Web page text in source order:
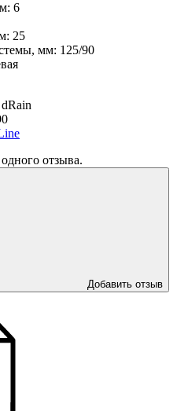
6
25
мм: 125/90
отзыва.
Добавить отзыв